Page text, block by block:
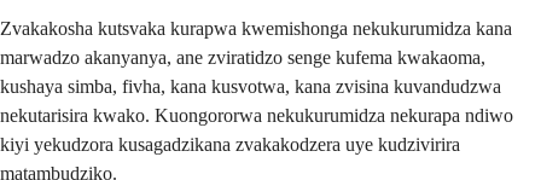
Zvakakosha kutsvaka kurapwa kwemishonga nekukurumidza kana
marwadzo akanyanya, ane zviratidzo senge kufema kwakaoma,
kushaya simba, fivha, kana kusvotwa, kana zvisina kuvandudzwa
nekutarisira kwako. Kuongororwa nekukurumidza nekurapa ndiwo
kiyi yekudzora kusagadzikana zvakakodzera uye kudzivirira
matambudziko.